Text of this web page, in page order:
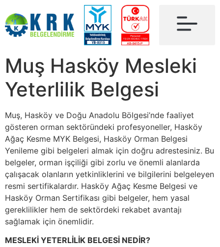
Muş Hasköy Mesleki
Yeterlilik Belgesi
Muş, Hasköy ve Doğu Anadolu Bölgesi’nde faaliyet
gösteren orman sektöründeki profesyoneller, Hasköy
Ağaç Kesme MYK Belgesi, Hasköy Orman Belgesi
Yenileme gibi belgeleri almak için doğru adrestesiniz. Bu
belgeler, orman işçiliği gibi zorlu ve önemli alanlarda
çalışacak olanların yetkinliklerini ve bilgilerini belgeleyen
resmi sertifikalardır. Hasköy Ağaç Kesme Belgesi ve
Hasköy Orman Sertifikası gibi belgeler, hem yasal
gereklilikler hem de sektördeki rekabet avantajı
sağlamak için önemlidir.
MESLEKİ YETERLİLİK BELGESİ NEDİR?